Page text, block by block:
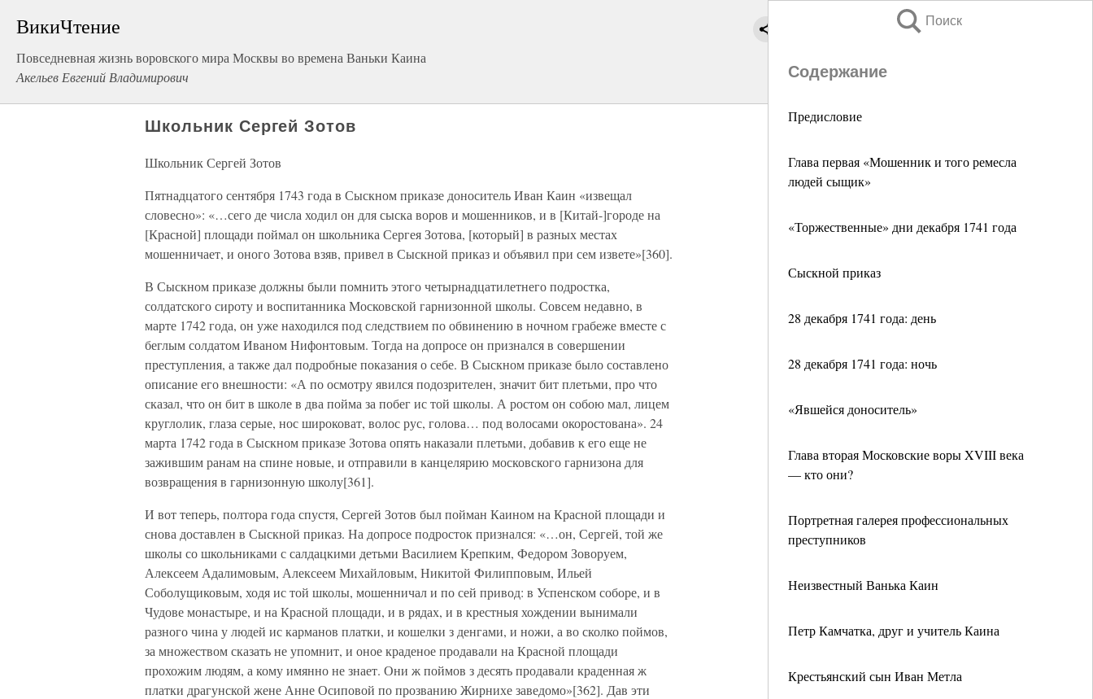
ВикиЧтение
Повседневная жизнь воровского мира Москвы во времена Ваньки Каина
Акельев Евгений Владимирович
Поиск
Содержание
Предисловие
Глава первая «Мошенник и того ремесла
людей сыщик»
«Торжественные» дни декабря 1741 года
Сыскной приказ
28 декабря 1741 года: день
28 декабря 1741 года: ночь
«Явшейся доноситель»
Глава вторая Московские воры XVIII века
— кто они?
Портретная галерея профессиональных
преступников
Неизвестный Ванька Каин
Петр Камчатка, друг и учитель Каина
Крестьянский сын Иван Метла
Школьник Сергей Зотов
Школьник Сергей Зотов
Пятнадцатого сентября 1743 года в Сыскном приказе доноситель Иван Каин «извещал
словесно»: «…сего де числа ходил он для сыска воров и мошенников, и в [Китай-]городе на
[Красной] площади поймал он школьника Сергея Зотова, [который] в разных местах
мошенничает, и оного Зотова взяв, привел в Сыскной приказ и объявил при сем извете»[360].
В Сыскном приказе должны были помнить этого четырнадцатилетнего подростка,
солдатского сироту и воспитанника Московской гарнизонной школы. Совсем недавно, в
марте 1742 года, он уже находился под следствием по обвинению в ночном грабеже вместе с
беглым солдатом Иваном Нифонтовым. Тогда на допросе он признался в совершении
преступления, а также дал подробные показания о себе. В Сыскном приказе было составлено
описание его внешности: «А по осмотру явился подозрителен, значит бит плетьми, про что
сказал, что он бит в школе в два пойма за побег ис той школы. А ростом он собою мал, лицем
круглолик, глаза серые, нос широковат, волос рус, голова… под волосами окоростована». 24
марта 1742 года в Сыскном приказе Зотова опять наказали плетьми, добавив к его еще не
зажившим ранам на спине новые, и отправили в канцелярию московского гарнизона для
возвращения в гарнизонную школу[361].
И вот теперь, полтора года спустя, Сергей Зотов был пойман Каином на Красной площади и
снова доставлен в Сыскной приказ. На допросе подросток признался: «…он, Сергей, той же
школы со школьниками с салдацкими детьми Василием Крепким, Федором Зоворуем,
Алексеем Адалимовым, Алексеем Михайловым, Никитой Филипповым, Ильей
Соболущиковым, ходя ис той школы, мошенничал и по сей привод: в Успенском соборе, и в
Чудове монастыре, и на Красной площади, и в рядах, и в крестныя хождении вынимали
разного чина у людей ис карманов платки, и кошелки з денгами, и ножи, а во сколко поймов,
за множеством сказать не упомнит, и оное краденое продавали на Красной площади
прохожим людям, а кому имянно не знает. Они ж поймов з десять продавали краденная ж
платки драгунской жене Анне Осиповой по прозванию Жирнихе заведомо»[362]. Дав эти